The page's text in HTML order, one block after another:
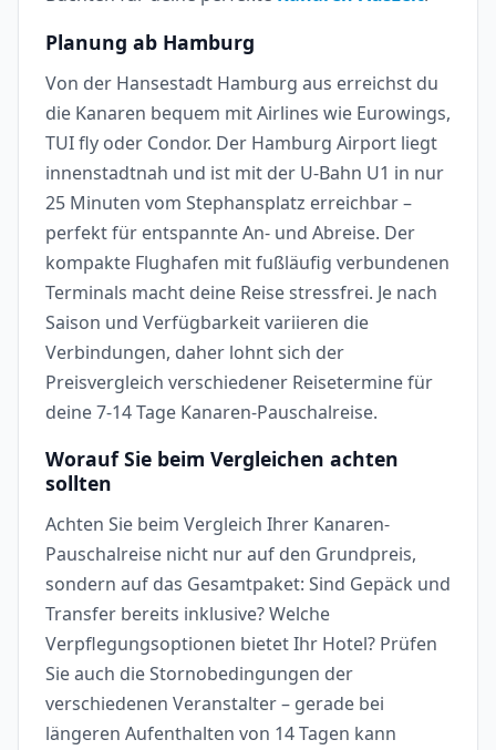
Planung ab Hamburg
Von der Hansestadt Hamburg aus erreichst du
die Kanaren bequem mit Airlines wie Eurowings,
TUI fly oder Condor. Der Hamburg Airport liegt
innenstadtnah und ist mit der U-Bahn U1 in nur
25 Minuten vom Stephansplatz erreichbar –
perfekt für entspannte An- und Abreise. Der
kompakte Flughafen mit fußläufig verbundenen
Terminals macht deine Reise stressfrei. Je nach
Saison und Verfügbarkeit variieren die
Verbindungen, daher lohnt sich der
Preisvergleich verschiedener Reisetermine für
deine 7-14 Tage Kanaren-Pauschalreise.
Worauf Sie beim Vergleichen achten
sollten
Achten Sie beim Vergleich Ihrer Kanaren-
Pauschalreise nicht nur auf den Grundpreis,
sondern auf das Gesamtpaket: Sind Gepäck und
Transfer bereits inklusive? Welche
Verpflegungsoptionen bietet Ihr Hotel? Prüfen
Sie auch die Stornobedingungen der
verschiedenen Veranstalter – gerade bei
längeren Aufenthalten von 14 Tagen kann